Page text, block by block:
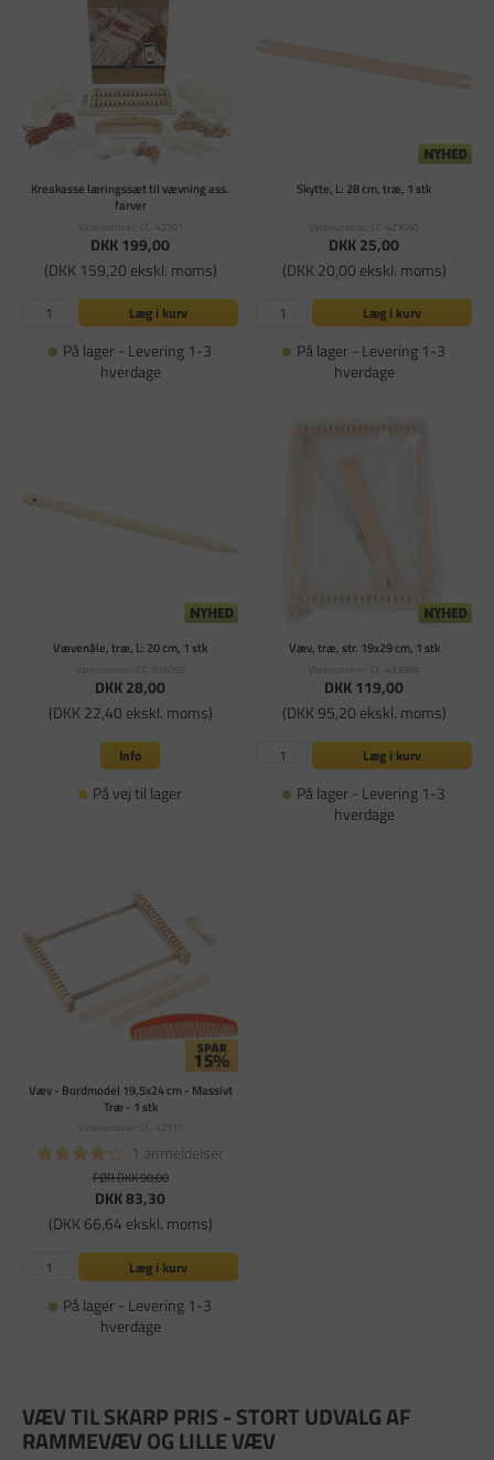
Kreakasse læringssæt til vævning ass.
farver
Varenummer: CC-42301
DKK 199,00
(DKK 159,20 ekskl. moms)
Læg i kurv
På lager - Levering 1-3
hverdage
Skytte, L: 28 cm, træ, 1 stk
Varenummer: CC-423040
DKK 25,00
(DKK 20,00 ekskl. moms)
Læg i kurv
På lager - Levering 1-3
hverdage
Vævenåle, træ, L: 20 cm, 1 stk
Varenummer: CC-818059
DKK 28,00
(DKK 22,40 ekskl. moms)
Info
På vej til lager
Væv, træ, str. 19x29 cm, 1 stk
Varenummer: CC-423088
DKK 119,00
(DKK 95,20 ekskl. moms)
Læg i kurv
På lager - Levering 1-3
hverdage
Væv - Bordmodel 19,5x24 cm - Massivt
Træ - 1 stk
Varenummer: CC-42317
1 anmeldelser
FØR DKK 98,00
DKK 83,30
(DKK 66,64 ekskl. moms)
Læg i kurv
På lager - Levering 1-3
hverdage
VÆV TIL SKARP PRIS - STORT UDVALG AF
RAMMEVÆV OG LILLE VÆV